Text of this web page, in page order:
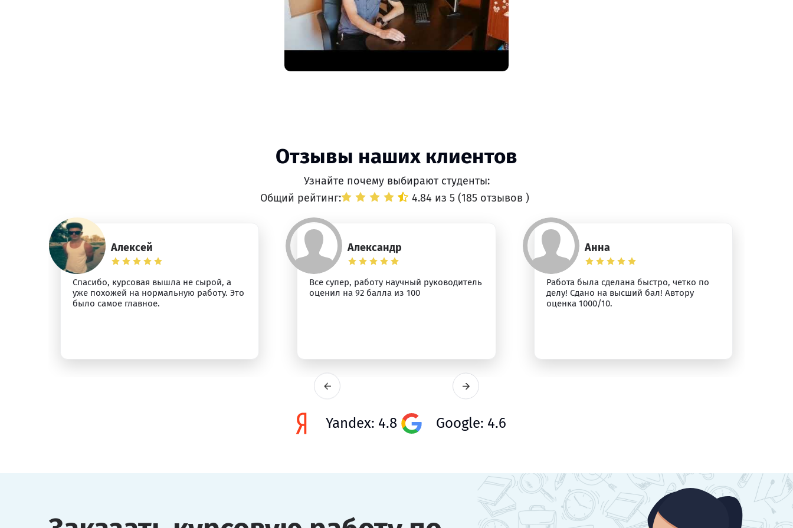
Отзывы наших клиентов
Узнайте почему выбирают студенты:
Общий рейтинг:
4.84 из 5 (185 отзывов )
Алексей
Спасибо, курсовая вышла не сырой, а
уже похожей на нормальную работу. Это
было самое главное.
Александр
Все супер, работу научный руководитель
оценил на 92 балла из 100
Анна
Работа была сделана быстро, четко по
делу! Сдано на высший бал! Автору
оценка 1000/10.
Yandex: 4.8 Google: 4.6